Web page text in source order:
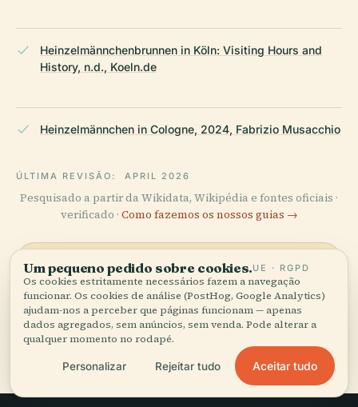
Heinzelmännchenbrunnen in Köln: Visiting Hours and
History, n.d., Koeln.de
Heinzelmännchen in Cologne, 2024, Fabrizio Musacchio
ÚLTIMA REVISÃO: APRIL 2026
Pesquisado a partir da Wikidata, Wikipédia e fontes oficiais ·
verificado · Como fazemos os nossos guias →
Explore a zona
Veja Fonte Heinzelmännchen
no mapa e descubra o que há
por perto.
Ver mapa
Um pequeno pedido sobre cookies.UE · RGPD
Os cookies estritamente necessários fazem a navegação
funcionar. Os cookies de análise (PostHog, Google Analytics)
ajudam-nos a perceber que páginas funcionam — apenas
dados agregados, sem anúncios, sem venda. Pode alterar a
qualquer momento no rodapé.
Personalizar Rejeitar tudo Aceitar tudo